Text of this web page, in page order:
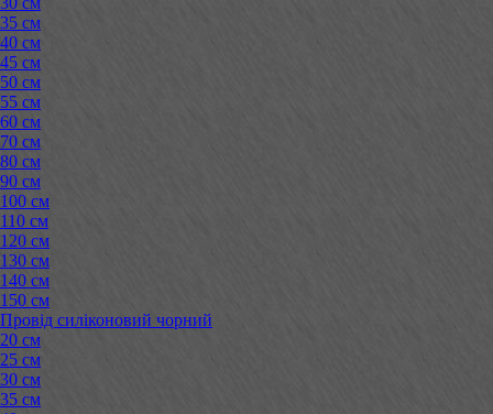
35 см
40 см
45 см
50 см
55 см
60 см
70 см
80 см
90 см
100 см
110 см
120 см
130 см
140 см
150 см
Провід силіконовий чорний
20 см
25 см
30 см
35 см